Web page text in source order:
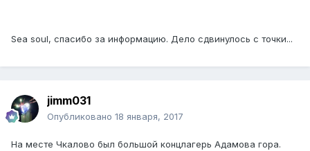
Sea soul, спасибо за информацию. Дело сдвинулось с точки...
jimm031
Опубликовано 18 января, 2017
На месте Чкалово был большой концлагерь Адамова гора.